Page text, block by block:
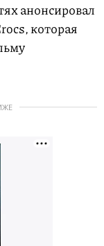
анонсировал
которая